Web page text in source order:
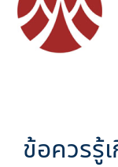
ข้อควรรู้